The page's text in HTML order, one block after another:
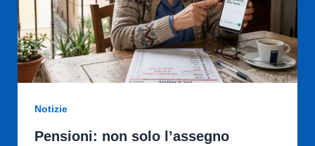
Notizie
Pensioni: non solo l’assegno